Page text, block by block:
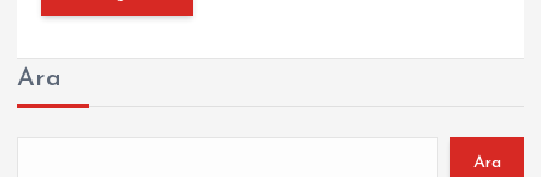
Ara
Ara